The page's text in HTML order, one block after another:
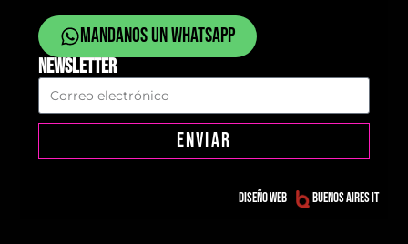
Mandanos un whatsapp
NEWSLETTER
ENVIAR
Diseño web Buenos Aires IT